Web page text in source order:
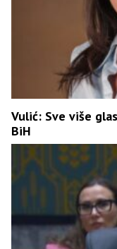
Vulić: Sve više
BiH